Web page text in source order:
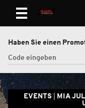
Haben Sie einen
EVENTS
MIA